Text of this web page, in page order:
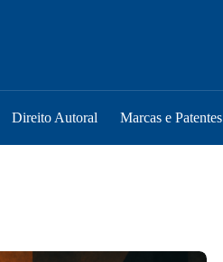
Direito Autoral Marcas e Patentes